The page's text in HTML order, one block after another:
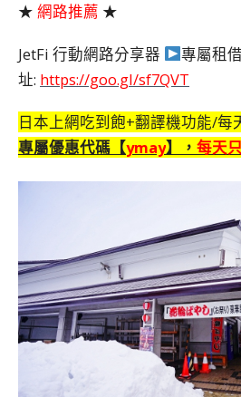
★ 網路推薦 ★
JetFi 行動網路分享器
專屬租
址: https://goo.gl/sf7QVT
日本上網吃到飽+翻譯機功能/每
專屬優惠代碼【ymay】， 每天